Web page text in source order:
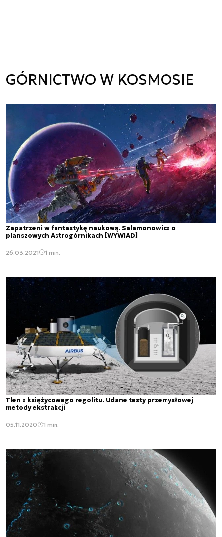
GÓRNICTWO W KOSMOSIE
Zapatrzeni w fantastykę naukową. Salamonowicz o
planszowych Astrogórnikach [WYWIAD]
26.03.2021 1 min.
Tlen z księżycowego regolitu. Udane testy przemysłowej
metody ekstrakcji
05.11.2020 1 min.